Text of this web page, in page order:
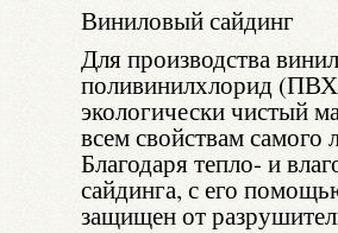
Виниловый сайдинг
Для производства
поливинилхлорид
экологически чистый
всем свойствам самого
Благодаря тепло- и
сайдинга, с его
защищен от